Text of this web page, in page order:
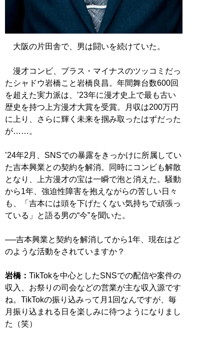
大阪の片田舎で、男は闘いを続けていた。
漫才コンビ、プラス・マイナスのツッコミだっ
たシャドウ岩橋こと岩橋良昌。年間舞台数600回
を超えた実力派は、’23年に漫才史上で最も古い
歴史を持つ上方漫才大賞を受賞。月収は200万円
に上り、さらに輝く未来を掴み取ったはずだった
が……。
’24年2月、SNSでの暴露をきっかけに所属してい
た吉本興業との契約を解消。同時にコンビも解散
となり、上方漫才の宝は一瞬で泡と消えた。騒動
から1年、強迫性障害を抱えながらの苦しい日々
も、「吉本には頭を下げたくない気持ちで頑張っ
ている」と語る男の“今”を聞いた。
──吉本興業と契約を解消してから1年、現在はど
のような活動をされていますか？
岩橋： TikTokを中心としたSNSでの配信や案件の
収入、お祭りの司会などの営業が主な収入源です
ね。TikTokの振り込みって月1回なんですが、毎
月振り込まれる日を楽しみに待つようになりまし
た（笑）